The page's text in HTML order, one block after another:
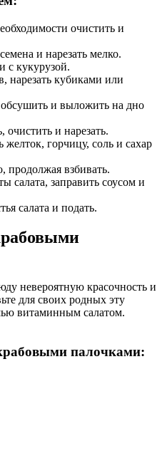
очистить и
и нарезать мелко.
с кукурузой.
нарезать кубиками или
и выложить на дно
очистить и нарезать.
желток, горчицу, соль и сахар
продолжая взбивать.
салата, заправить соусом и
салата и подать.
невероятную красочность и
для своих родных эту
витаминным салатом.
палочками: